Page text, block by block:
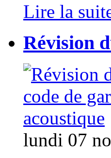
Lire la
Révision
lundi 07